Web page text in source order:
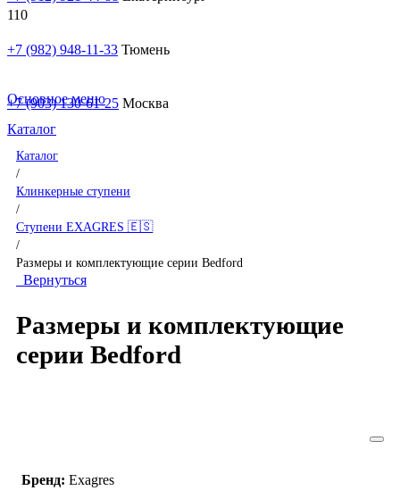
+7 (982) 948-11-33 Тюмень
+7 (903) 130-61-25 Москва
Основное меню
Каталог
Каталог
/
Клинкерные ступени
/
Ступени EXAGRES 🇪🇸
/
Размеры и комплектующие серии Bedford
Вернуться
Размеры и комплектующие
серии Bedford
Бренд: Exagres